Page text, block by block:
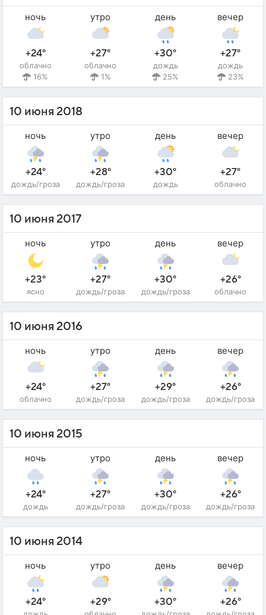
ночь
+24°
облачно
16%
утро
+27°
облачно
1%
день
+30°
дождь
25%
вечер
+27°
дождь
23%
10 июня 2018
ночь
+24°
дождь/гроза
утро
+28°
дождь/гроза
день
+30°
дождь
вечер
+27°
облачно
10 июня 2017
ночь
+23°
ясно
утро
+27°
дождь/гроза
день
+30°
дождь/гроза
вечер
+26°
облачно
10 июня 2016
ночь
+24°
облачно
утро
+27°
дождь/гроза
день
+29°
дождь/гроза
вечер
+26°
дождь/гроза
10 июня 2015
ночь
+24°
дождь
утро
+27°
дождь/гроза
день
+30°
дождь/гроза
вечер
+26°
дождь/гроза
10 июня 2014
ночь
+24°
утро
+29°
день
+30°
вечер
+26°